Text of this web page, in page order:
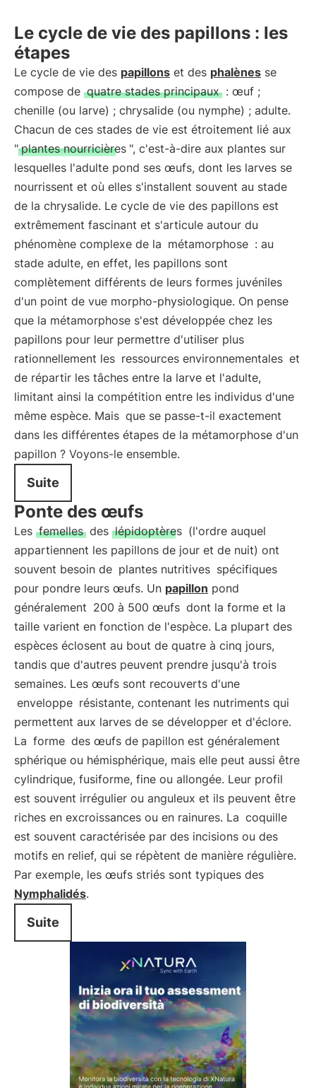
Le cycle de vie des papillons : les
étapes
Le cycle de vie des papillons et des phalènes se
compose de quatre stades principaux : œuf ;
chenille (ou larve) ; chrysalide (ou nymphe) ; adulte.
Chacun de ces stades de vie est étroitement lié aux
" plantes nourricières ", c'est-à-dire aux plantes sur
lesquelles l'adulte pond ses œufs, dont les larves se
nourrissent et où elles s'installent souvent au stade
de la chrysalide. Le cycle de vie des papillons est
extrêmement fascinant et s'articule autour du
phénomène complexe de la métamorphose : au
stade adulte, en effet, les papillons sont
complètement différents de leurs formes juvéniles
d'un point de vue morpho-physiologique. On pense
que la métamorphose s'est développée chez les
papillons pour leur permettre d'utiliser plus
rationnellement les ressources environnementales et
de répartir les tâches entre la larve et l'adulte,
limitant ainsi la compétition entre les individus d'une
même espèce. Mais que se passe-t-il exactement
dans les différentes étapes de la métamorphose d'un
papillon ? Voyons-le ensemble.
Suite
Ponte des œufs
Les femelles des lépidoptères (l'ordre auquel
appartiennent les papillons de jour et de nuit) ont
souvent besoin de plantes nutritives spécifiques
pour pondre leurs œufs. Un papillon pond
généralement 200 à 500 œufs dont la forme et la
taille varient en fonction de l'espèce. La plupart des
espèces éclosent au bout de quatre à cinq jours,
tandis que d'autres peuvent prendre jusqu'à trois
semaines. Les œufs sont recouverts d'une
enveloppe résistante, contenant les nutriments qui
permettent aux larves de se développer et d'éclore.
La forme des œufs de papillon est généralement
sphérique ou hémisphérique, mais elle peut aussi être
cylindrique, fusiforme, fine ou allongée. Leur profil
est souvent irrégulier ou anguleux et ils peuvent être
riches en excroissances ou en rainures. La coquille
est souvent caractérisée par des incisions ou des
motifs en relief, qui se répètent de manière régulière.
Par exemple, les œufs striés sont typiques des
Nymphalidés.
Suite